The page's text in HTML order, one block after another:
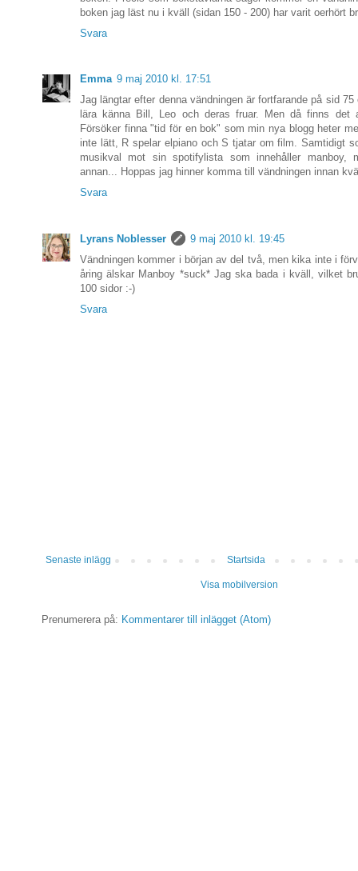
boken jag läst nu i kväll (sidan 150 - 200) har varit oerhört
Svara
Emma 9 maj 2010 kl. 17:51
Jag längtar efter denna vändningen är fortfarande på sid
lära känna Bill, Leo och deras fruar. Men då finns det
Försöker finna "tid för en bok" som min nya blogg heter
inte lätt, R spelar elpiano och S tjatar om film. Samtidigt
musikval mot sin spotifylista som innehåller manboy,
annan... Hoppas jag hinner komma till vändningen innan
Svara
Lyrans Noblesser
9 maj 2010 kl. 19:45
Vändningen kommer i början av del två, men kika inte i
åring älskar Manboy *suck* Jag ska bada i kväll, vilket
100 sidor :-)
Svara
Senaste inlägg Startsida
Visa mobilversion
Prenumerera på: Kommentarer till inlägget (Atom)